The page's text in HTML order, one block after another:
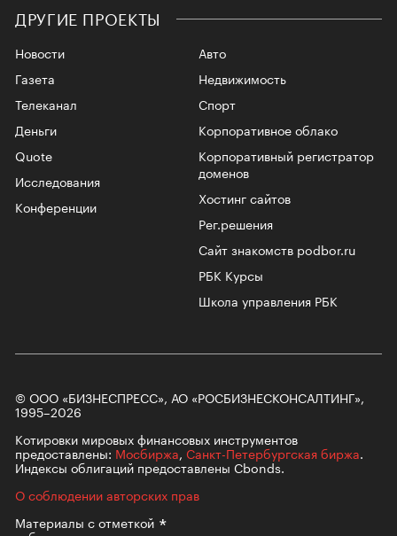
ДРУГИЕ ПРОЕКТЫ
Новости
Газета
Телеканал
Авто
Недвижимость
Спорт
Корпоративное облако
Корпоративный регистратор
доменов
Хостинг сайтов
Рег.решения
Сайт знакомств podbor.ru
РБК Курсы
Школа управления РБК
Деньги
Quote
Исследования
Конференции
© ООО «БИЗНЕСПРЕСС», АО «РОСБИЗНЕСКОНСАЛТИНГ»,
1995–2026
Котировки мировых финансовых инструментов
предоставлены: Мосбиржа, Санкт-Петербургская биржа.
Индексы облигаций предоставлены Cbonds.
О соблюдении авторских прав
Материалы сотметкой